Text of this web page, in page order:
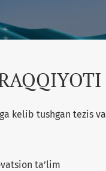
kelib tushgan tezis va
ta’lim